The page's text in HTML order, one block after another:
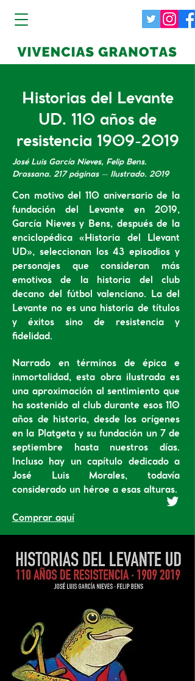
Historias del Levante
UD. 110 años de
resistencia 1909-2019
José Luis García Nieves, Felip Bens.
Drassana. 217 páginas – Ilustrado. 2019
Con motivo del 110 aniversario de la
fundación del Levante en 2019,
García Nieves y Bens, después de la
enciclopédica «Historia del Llevant
UD», seleccionan los 43 episodios y
personajes que consideran más
emotivos de la historia del club
decano del fútbol valenciano. La del
Levante no es una historia de títulos
y éxitos sino de resistencia y
fidelidad.
Narrado en términos de épica e
inmortalidad, esta obra ilustrada es
una aproximación al sentimiento que
ha sostenido al club durante esos 110
años de historia, desde los orígenes
en la Platgeta y su fundación un 7 de
septiembre hasta nuestros días.
Incluso hay un capítulo dedicado a
José Luis Morales, todavía
considerado un héroe a esas alturas.
Comprar aquí